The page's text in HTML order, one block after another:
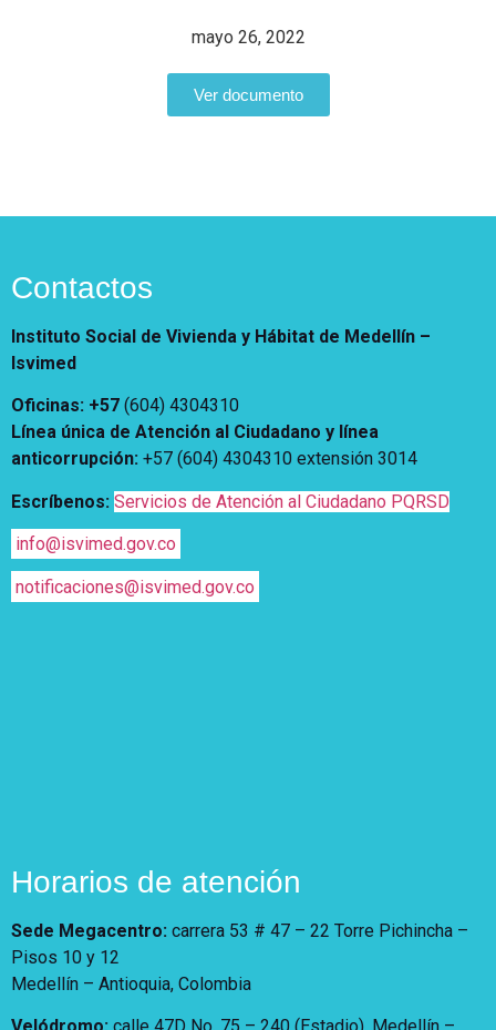
Vivienda Nueva
Directorio de servidores
A+ A A-
Contraste
Centro de relevo
Más Información sobre Accesibilidad
mayo 26, 2022
Ver documento
Contactos
Instituto Social de Vivienda y Hábitat de Medellín –
Isvimed
Oficinas: +57 (604) 4304310
Línea única de Atención al Ciudadano y línea
anticorrupción: +57 (604) 4304310 extensión 3014
Escríbenos: Servicios de Atención al Ciudadano PQRSD
info@isvimed.gov.co
notificaciones@isvimed.gov.co
Horarios de atención
Sede Megacentro: carrera 53 # 47 – 22 Torre Pichincha –
Pisos 10 y 12
Medellín – Antioquia, Colombia